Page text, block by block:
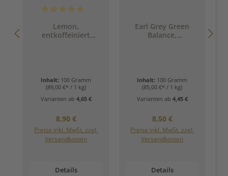
Lemon,
entkoffeiniert
Inhalt: 100 Gramm
(89,00 €* / 1 kg)
Varianten ab 4,65 €
Regulärer Preis:
8,90 €
Preise inkl. MwSt. zzgl.
Versandkosten
Details
Earl Grey Green
Balance,
Inhalt: 100 Gramm
(85,00 €* / 1 kg)
Varianten ab 4,45 €
Regulärer Preis:
8,50 €
Preise inkl. MwSt. zzgl.
Versandkosten
Details